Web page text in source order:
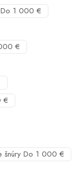
Do 1 000 €
€
€
šnúry Do 1 000 €